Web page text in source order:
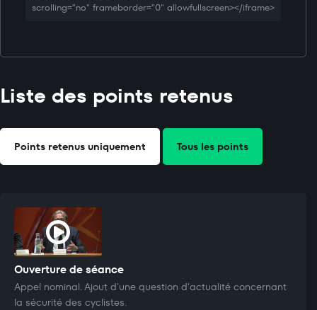
scrolling="no" frameborder="0" allowfullscreen></iframe>
Liste des points retenus
Points retenus uniquement Tous les points
Ouverture de séance
Appel nominal. Ajout d'une question d'actualité concernant
la sécurité des cyclistes.